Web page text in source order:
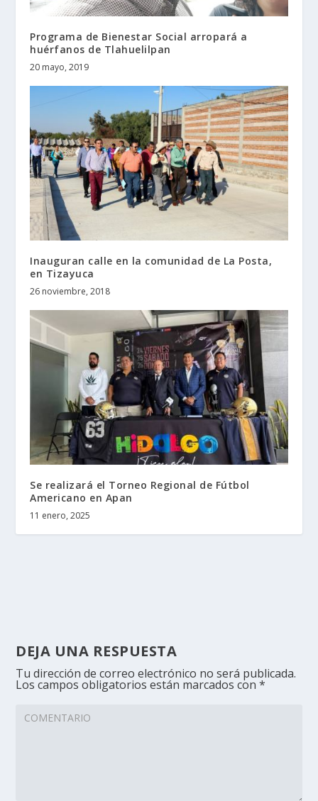
Programa de Bienestar Social arropará a
huérfanos de Tlahuelilpan
20 mayo, 2019
Inauguran calle en la comunidad de La Posta,
en Tizayuca
26 noviembre, 2018
Se realizará el Torneo Regional de Fútbol
Americano en Apan
11 enero, 2025
DEJA UNA RESPUESTA
Tu dirección de correo electrónico no será publicada.
Los campos obligatorios están marcados con*